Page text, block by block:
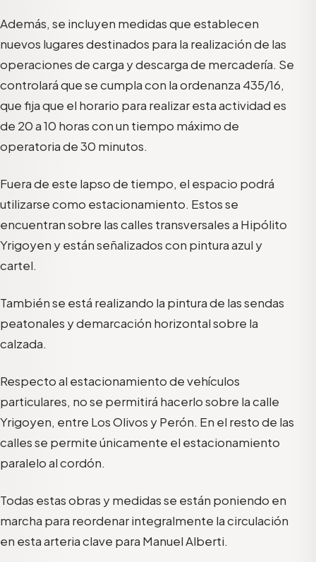
Además, se incluyen medidas que establecen
nuevos lugares destinados para la realización de las
operaciones de carga y descarga de mercadería. Se
controlará que se cumpla con la ordenanza 435/16,
que fija que el horario para realizar esta actividad es
de 20 a 10 horas con un tiempo máximo de
operatoria de 30 minutos.
Fuera de este lapso de tiempo, el espacio podrá
utilizarse como estacionamiento. Estos se
encuentran sobre las calles transversales a Hipólito
Yrigoyen y están señalizados con pintura azul y
cartel.
También se está realizando la pintura de las sendas
peatonales y demarcación horizontal sobre la
calzada.
Respecto al estacionamiento de vehículos
particulares, no se permitirá hacerlo sobre la calle
Yrigoyen, entre Los Olivos y Perón. En el resto de las
calles se permite únicamente el estacionamiento
paralelo al cordón.
Todas estas obras y medidas se están poniendo en
marcha para reordenar integralmente la circulación
en esta arteria clave para Manuel Alberti.